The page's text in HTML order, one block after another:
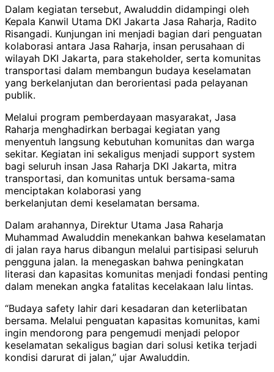
Dalam kegiatan tersebut, Awaluddin didampingi oleh
Kepala Kanwil Utama DKI Jakarta Jasa Raharja, Radito
Risangadi. Kunjungan ini menjadi bagian dari penguatan
kolaborasi antara Jasa Raharja, insan perusahaan di
wilayah DKI Jakarta, para stakeholder, serta komunitas
transportasi dalam membangun budaya keselamatan
yang berkelanjutan dan berorientasi pada pelayanan
publik.
Melalui program pemberdayaan masyarakat, Jasa
Raharja menghadirkan berbagai kegiatan yang
menyentuh langsung kebutuhan komunitas dan warga
sekitar. Kegiatan ini sekaligus menjadi support system
bagi seluruh insan Jasa Raharja DKI Jakarta, mitra
transportasi, dan komunitas untuk bersama-sama
menciptakan kolaborasi yang
berkelanjutan demi keselamatan bersama.
Dalam arahannya, Direktur Utama Jasa Raharja
Muhammad Awaluddin menekankan bahwa keselamatan
di jalan raya harus dibangun melalui partisipasi seluruh
pengguna jalan. Ia menegaskan bahwa peningkatan
literasi dan kapasitas komunitas menjadi fondasi penting
dalam menekan angka fatalitas kecelakaan lalu lintas.
“Budaya safety lahir dari kesadaran dan keterlibatan
bersama. Melalui penguatan kapasitas komunitas, kami
ingin mendorong para pengemudi menjadi pelopor
keselamatan sekaligus bagian dari solusi ketika terjadi
kondisi darurat di jalan,” ujar Awaluddin.